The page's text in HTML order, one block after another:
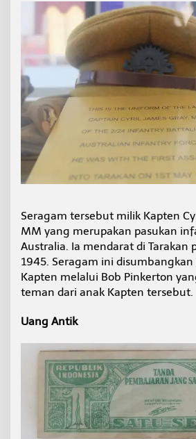
Seragam tersebut milik Kapten
MM yang merupakan pasukan
Australia. Ia mendarat di Tarakan
1945. Seragam ini
Kapten melalui Bob Pinkerton
teman dari anak Kapten tersebut.
Uang Antik